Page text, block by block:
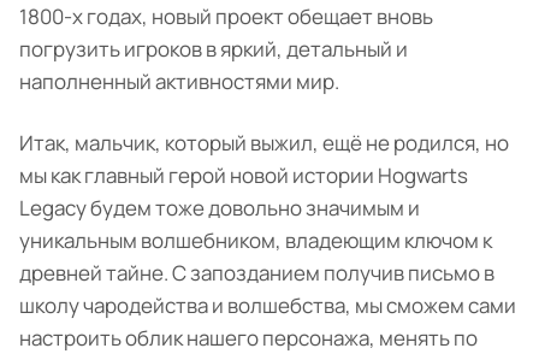
1800-х годах, новый проект обещает вновь
погрузить игроков в яркий, детальный и
наполненный активностями мир.
Итак, мальчик, который выжил, ещё не родился, но
мы как главный герой новой истории Hogwarts
Legacy будем тоже довольно значимым и
уникальным волшебником, владеющим ключом к
древней тайне. С запозданием получив письмо в
школу чародейства и волшебства, мы сможем сами
настроить облик нашего персонажа, менять по